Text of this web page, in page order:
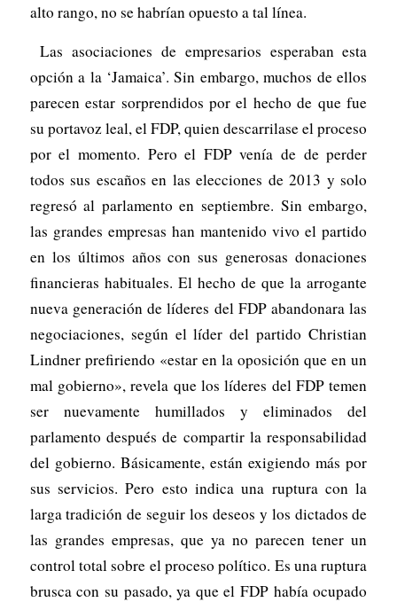
alto rango, no se habrían opuesto a tal línea.
Las asociaciones de empresarios esperaban esta
opción a la ‘Jamaica’. Sin embargo, muchos de ellos
parecen estar sorprendidos por el hecho de que fue
su portavoz leal, el FDP, quien descarrilase el proceso
por el momento. Pero el FDP venía de de perder
todos sus escaños en las elecciones de 2013 y solo
regresó al parlamento en septiembre. Sin embargo,
las grandes empresas han mantenido vivo el partido
en los últimos años con sus generosas donaciones
financieras habituales. El hecho de que la arrogante
nueva generación de líderes del FDP abandonara las
negociaciones, según el líder del partido Christian
Lindner prefiriendo «estar en la oposición que en un
mal gobierno», revela que los líderes del FDP temen
ser nuevamente humillados y eliminados del
parlamento después de compartir la responsabilidad
del gobierno. Básicamente, están exigiendo más por
sus servicios. Pero esto indica una ruptura con la
larga tradición de seguir los deseos y los dictados de
las grandes empresas, que ya no parecen tener un
control total sobre el proceso político. Es una ruptura
brusca con su pasado, ya que el FDP había ocupado